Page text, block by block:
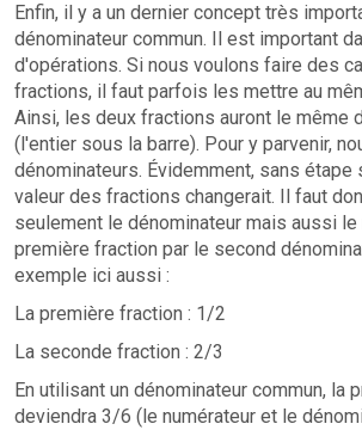
Enfin, il y a un dernier concept très
dénominateur commun. Il est important
d'opérations. Si nous voulons faire des
fractions, il faut parfois les mettre au
Ainsi, les deux fractions auront le même
(l'entier sous la barre). Pour y parvenir,
dénominateurs. Évidemment, sans étape
valeur des fractions changerait. Il faut
seulement le dénominateur mais aussi le
première fraction par le second
exemple ici aussi :
La première fraction : 1/2
La seconde fraction : 2/3
En utilisant un dénominateur commun, la
deviendra 3/6 (le numérateur et le